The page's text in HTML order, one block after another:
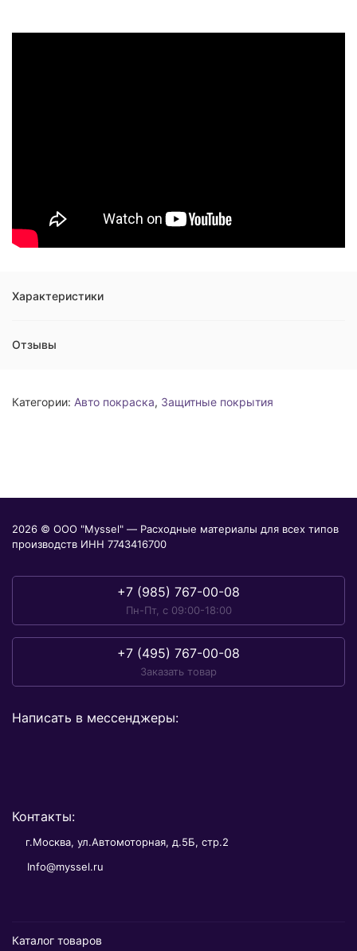
Характеристики
Отзывы
Категории: Авто покраска, Защитные покрытия
2026 © ООО "Myssel" — Расходные материалы для всех типов
производств ИНН 7743416700
+7 (985) 767-00-08
Пн-Пт, с 09:00-18:00
+7 (495) 767-00-08
Заказать товар
Написать в мессенджеры:
Контакты:
г.Москва, ул.Автомоторная, д.5Б, стр.2
Info@myssel.ru
Каталог товаров